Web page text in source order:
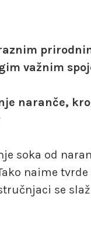
važnim
naranče,
soka od
naime
se